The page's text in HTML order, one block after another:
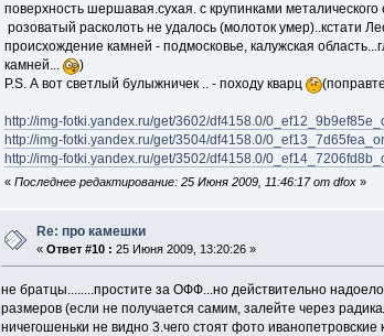
поверхность шершавая.сухая. с крупинками
розоватый расколоть не удалось (молоток умер)..кстати
происхождение камней - подмосковье, калужская
камней...
)
P.S. А вот светлый булыжничек .. - походу кварц
http://img-fotki.yandex.ru/get/3602/df4158.0/
http://img-fotki.yandex.ru/get/3504/df4158.0/
http://img-fotki.yandex.ru/get/3502/df4158.0/
« Последнее редактирование: 25 Июня 2009, 11:46:17 от dfox»
Re: про камешки
«Ответ #10 : 25 Июня 2009, 13:20:26 »
не братцы........простите за ОФФ...но действительно
размеров (если не получается самим, залейте через
ничегошеньки не видно 3.чего стоят фото